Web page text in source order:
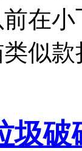
在
似
圾破